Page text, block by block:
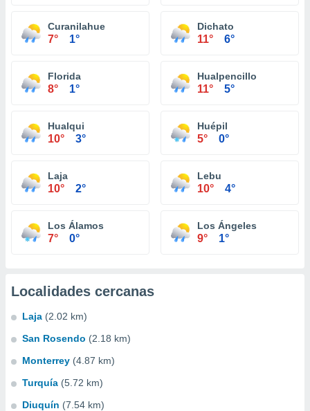
Curanilahue
7° 1°
Dichato
11° 6°
Florida
8° 1°
Hualpencillo
11° 5°
Hualqui
10° 3°
Huépil
5° 0°
Laja
10° 2°
Lebu
10° 4°
Los Álamos
7° 0°
Los Ángeles
9° 1°
Localidades cercanas
Laja (2.02 km)
San Rosendo (2.18 km)
Monterrey (4.87 km)
Turquía (5.72 km)
Diuquín (7.54 km)